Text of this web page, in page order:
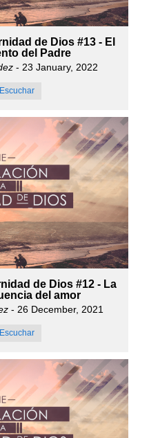
de Dios #13 - El
del Padre
- 23 January, 2022
Escuchar
de Dios #12 - La
del amor
- 26 December, 2021
Escuchar